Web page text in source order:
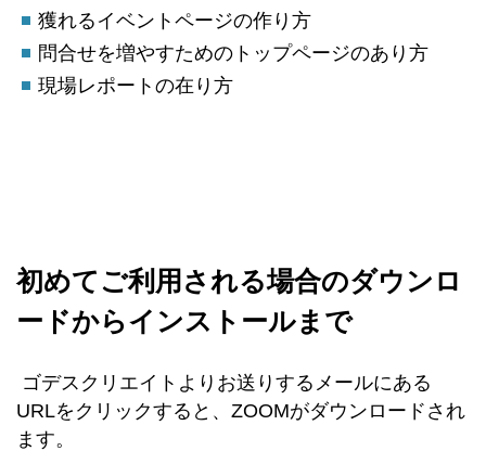
獲れるイベントページの作り方
問合せを増やすためのトップページのあり方
現場レポートの在り方
初めてご利用される場合のダウンロ
ードからインストールまで
ゴデスクリエイトよりお送りするメールにある
URLをクリックすると、ZOOMがダウンロードされ
ます。